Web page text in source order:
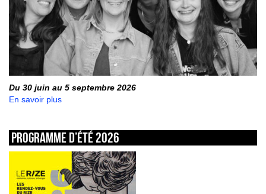
Du 30 juin au 5 septembre 2026
En savoir plus
Programme d’été 2026